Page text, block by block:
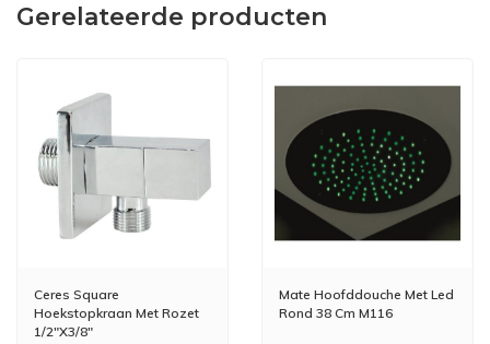
Gerelateerde producten
Ceres Square
Hoekstopkraan Met Rozet
1/2"X3/8"
Mate Hoofddouche Met Led
Rond 38 Cm M116